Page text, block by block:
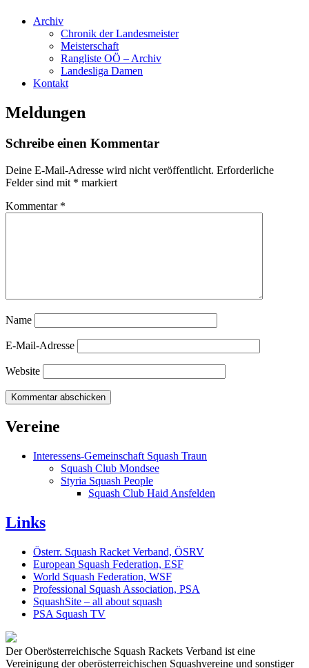
Archiv
Chronik der Landesmeister
Meisterschaft
Rangliste OÖ – Archiv
Landesliga Damen
Kontakt
Meldungen
Schreibe einen Kommentar
Deine E-Mail-Adresse wird nicht veröffentlicht. Erforderliche
Felder sind mit * markiert
Kommentar *
Name
E-Mail-Adresse
Website
Vereine
Interessens-Gemeinschaft Squash Traun
Squash Club Mondsee
Styria Squash People
Squash Club Haid Ansfelden
Links
Österr. Squash Racket Verband, ÖSRV
European Squash Federation, ESF
World Squash Federation, WSF
Professional Squash Association, PSA
SquashSite – all about squash
PSA Squash TV
Der Oberösterreichische Squash Rackets Verband ist eine
Vereinigung der oberösterreichischen Squashvereine und sonstiger